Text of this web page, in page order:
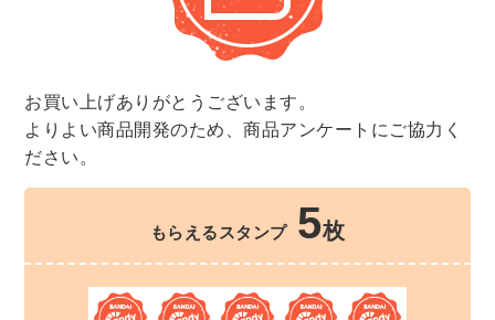
お買い上げありがとうございます。
よりよい商品開発のため、商品アンケートにご協力く
ださい。
もらえるスタンプ 5枚